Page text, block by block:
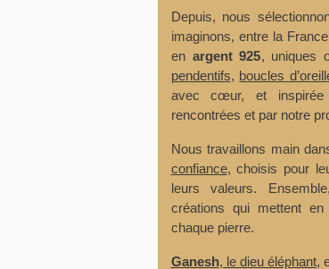
Depuis, nous
imaginons, entre la
en argent 925, uniques
pendentifs, boucles
avec cœur, et
rencontrées et par notre
Nous travaillons main
confiance, choisis pour
leurs valeurs.
créations qui mettent
chaque pierre.
Ganesh, le dieu éléphant,